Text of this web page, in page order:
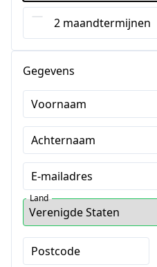
2 maandtermijnen
Gegevens
Voornaam
Achternaam
E-mailadres
Land
Postcode